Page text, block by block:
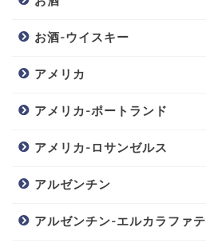
お酒-ウイスキー
アメリカ
アメリカ-ポートランド
アメリカ-ロサンゼルス
アルゼンチン
アルゼンチン-エルカラファテ